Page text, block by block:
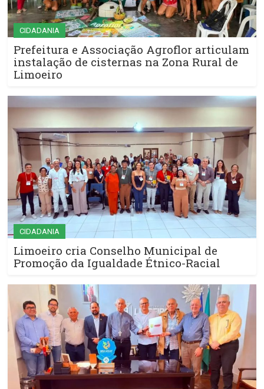
CIDADANIA
Prefeitura e Associação Agroflor articulam
instalação de cisternas na Zona Rural de
Limoeiro
CIDADANIA
Limoeiro cria Conselho Municipal de
Promoção da Igualdade Étnico-Racial